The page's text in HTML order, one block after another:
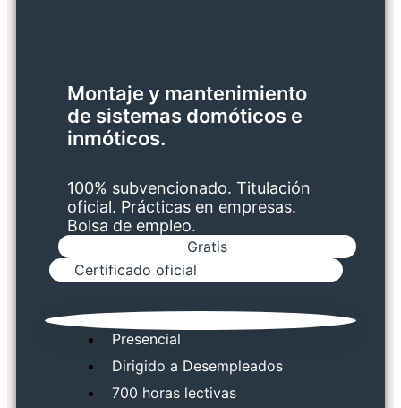
Montaje y mantenimiento
de sistemas domóticos e
inmóticos.
100% subvencionado. Titulación
oficial. Prácticas en empresas.
Bolsa de empleo.
Gratis
Certificado oficial
Presencial
Dirigido a Desempleados
700 horas lectivas